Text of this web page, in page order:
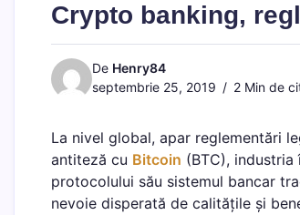
Crypto banking,
De Henry84
septembrie 25, 2019
2 Min de
La nivel global, apar reglementări
antiteză cu Bitcoin (BTC),
protocolului său sistemul bancar
nevoie disperată de calitățile și